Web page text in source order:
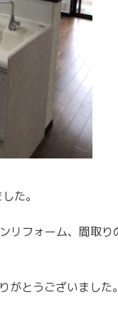
た。
リフォーム、間取
がとうございました